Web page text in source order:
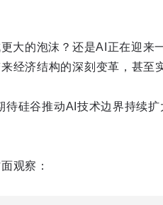
大的泡沫？还是AI正在迎来
经济结构的深刻变革，甚至
硅谷推动AI技术边界持续
观察：